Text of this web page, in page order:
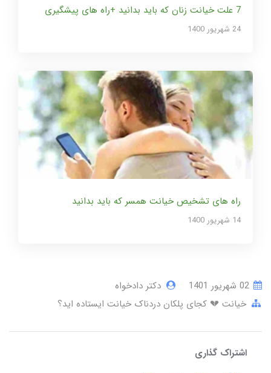
7 علت خیانت زنان که باید بدانید +راه های پیشگیری
24 شهریور 1400
راه های تشخیص خیانت همسر که باید بدانید
14 شهریور 1400
دکتر دادخواه
خیانت 💔 کجای پلکان دردناک خیانت ایستاده اید؟
اشتراک گذاری